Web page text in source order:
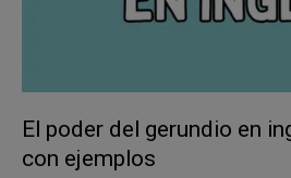
El poder del gerundio en
con ejemplos